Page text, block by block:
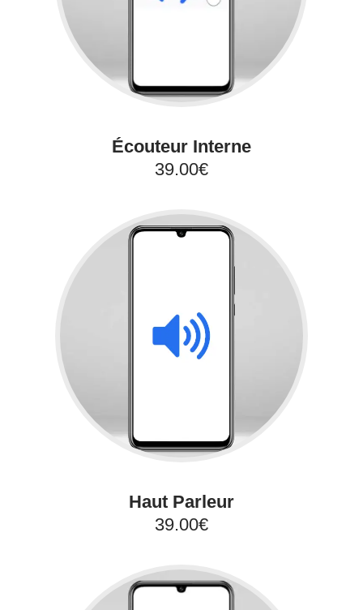
Écouteur Interne
39.00€
Haut Parleur
39.00€